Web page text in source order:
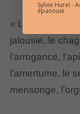
« L’un est le
jalousie, le
l’arrogance,
l’amertume, le
mensonge,
Sylvie Hurel -
épanouie